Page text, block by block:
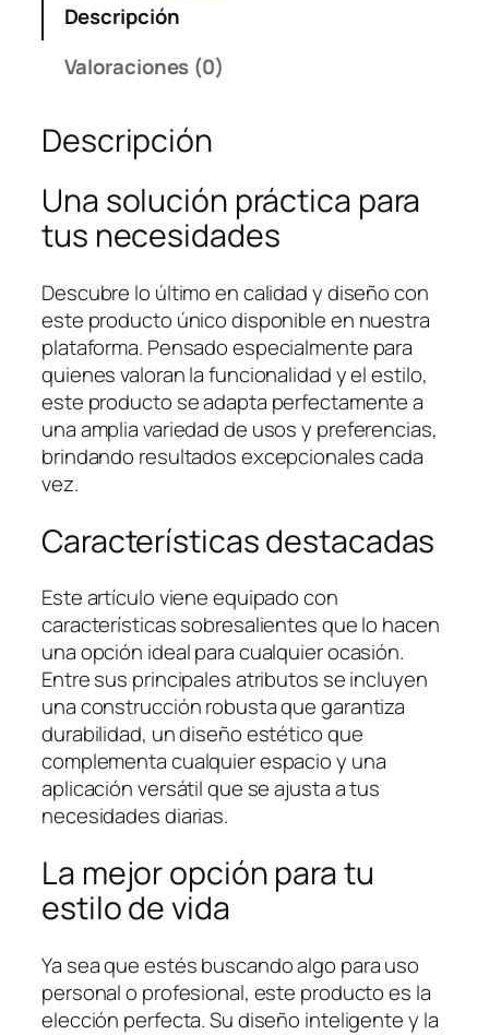
Descripción
Valoraciones (0)
Descripción
Una solución práctica para
tus necesidades
Descubre lo último en calidad y diseño con
este producto único disponible en nuestra
plataforma. Pensado especialmente para
quienes valoran la funcionalidad y el estilo,
este producto se adapta perfectamente a
una amplia variedad de usos y preferencias,
brindando resultados excepcionales cada
vez.
Características destacadas
Este artículo viene equipado con
características sobresalientes que lo hacen
una opción ideal para cualquier ocasión.
Entre sus principales atributos se incluyen
una construcción robusta que garantiza
durabilidad, un diseño estético que
complementa cualquier espacio y una
aplicación versátil que se ajusta a tus
necesidades diarias.
La mejor opción para tu
estilo de vida
Ya sea que estés buscando algo para uso
personal o profesional, este producto es la
elección perfecta. Su diseño inteligente y la